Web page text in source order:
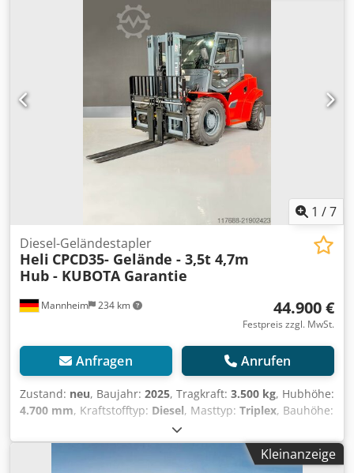
Nutzlast bis zu 6000 Kg
1 /7
Mannheim 234 km
Diesel-Geländestapler
Heli CPCD35- Gelände - 3,5t 4,7m
Hub - KUBOTA Garantie
44.900 €
Festpreis zzgl. MwSt.
Anfragen Anrufen
Zustand: neu, Baujahr: 2025, Tragkraft: 3.500 kg, Hubhöhe:
4.700 mm, Kraftstofftyp: Diesel, Masttyp: Triplex, Bauhöhe:
1.200 mm
Ausstattung:Kabine, FRIEDMANN FORKLIFTS – VON
EXPERTEN ÜBERHOLT. FÜR PROFIS IM EINSATZ Unsere
Kleinanzeige